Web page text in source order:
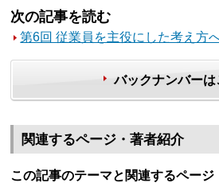
次の記事を読む
第6回 従業員を主役にした考え方
バックナンバーは
関連するページ・著者紹介
この記事のテーマと関連するページ